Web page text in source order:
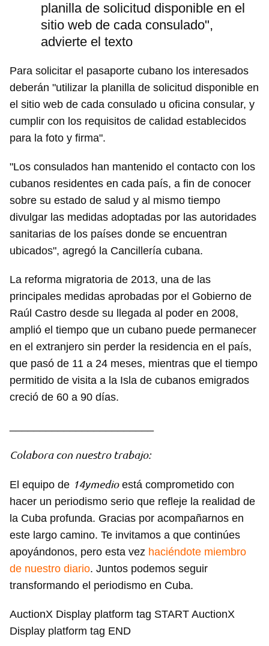
planilla de solicitud disponible en el
sitio web de cada consulado",
advierte el texto
Para solicitar el pasaporte cubano los interesados
deberán "utilizar la planilla de solicitud disponible en
el sitio web de cada consulado u oficina consular, y
cumplir con los requisitos de calidad establecidos
para la foto y firma".
"Los consulados han mantenido el contacto con los
cubanos residentes en cada país, a fin de conocer
sobre su estado de salud y al mismo tiempo
divulgar las medidas adoptadas por las autoridades
sanitarias de los países donde se encuentran
ubicados", agregó la Cancillería cubana.
La reforma migratoria de 2013, una de las
principales medidas aprobadas por el Gobierno de
Raúl Castro desde su llegada al poder en 2008,
amplió el tiempo que un cubano puede permanecer
en el extranjero sin perder la residencia en el país,
que pasó de 11 a 24 meses, mientras que el tiempo
permitido de visita a la Isla de cubanos emigrados
creció de 60 a 90 días.
Colabora con nuestro trabajo:
El equipo de 14ymedioestá comprometido con
hacer un periodismo serio que refleje la realidad de
la Cuba profunda. Gracias por acompañarnos en
este largo camino. Te invitamos a que continúes
apoyándonos, pero esta vez haciéndote miembro
de nuestro diario. Juntos podemos seguir
transformando el periodismo en Cuba.
AuctionX Display platform tag START AuctionX
Display platform tag END